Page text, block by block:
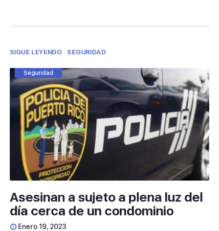
SIGUE LEYENDO · SEGURIDAD
Seguridad
Asesinan a sujeto a plena luz del
día cerca de un condominio
Enero 19, 2023